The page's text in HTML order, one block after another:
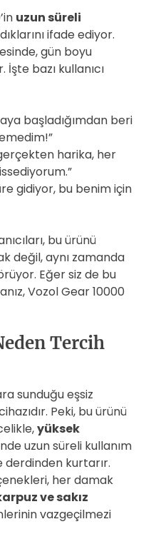
uzun süreli
ifade ediyor.
gün boyu
bazı kullanıcı
başladığımdan beri
harika, her
gidiyor, bu benim için
bu ürünü
değil, aynı zamanda
Eğer siz de bu
Vozol Gear 10000
Tercih
sunduğu eşsiz
Peki, bu ürünü
yüksek
uzun süreli kullanım
derdinden kurtarır.
her damak
ve sakız
vazgeçilmezi